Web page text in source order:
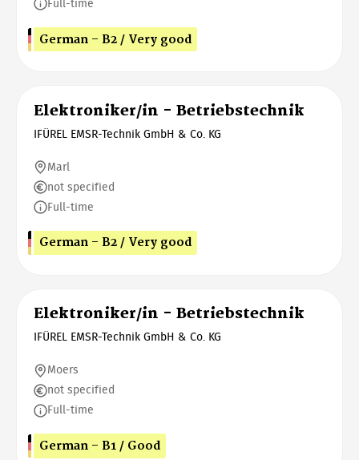
Full-time
German - B2 / Very good
Elektroniker/in - Betriebstechnik
IFÜREL EMSR-Technik GmbH & Co. KG
Marl
not specified
Full-time
German - B2 / Very good
Elektroniker/in - Betriebstechnik
IFÜREL EMSR-Technik GmbH & Co. KG
Moers
not specified
Full-time
German - B1 / Good